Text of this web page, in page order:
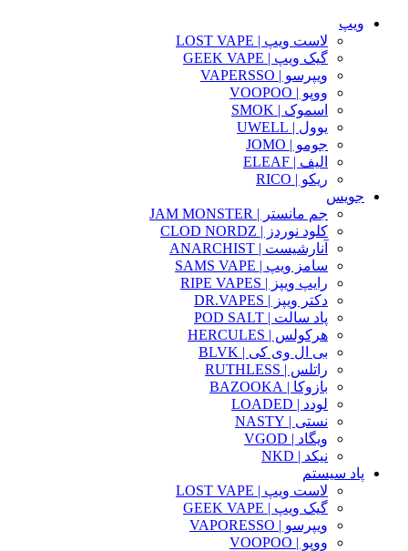
ویپ
لاست ویپ | LOST VAPE
گیک ویپ | GEEK VAPE
ویپرسو | VAPERSSO
ووپو | VOOPOO
اسموک | SMOK
یوول | UWELL
جومو | JOMO
الیف | ELEAF
ریکو | RICO
جویس
جم مانستر | JAM MONSTER
کلود نوردز | CLOD NORDZ
آنارشیست | ANARCHIST
سامز ویپ | SAMS VAPE
رایپ ویپز | RIPE VAPES
دکتر ویپز | DR.VAPES
پاد سالت | POD SALT
هرکولس | HERCULES
بی ال وی کی | BLVK
راتلس | RUTHLESS
بازوکا | BAZOOKA
لودد | LOADED
نستی | NASTY
ویگاد | VGOD
نیکد | NKD
پاد سیستم
لاست ویپ | LOST VAPE
گیک ویپ | GEEK VAPE
ویپرسو | VAPORESSO
ووپو | VOOPOO